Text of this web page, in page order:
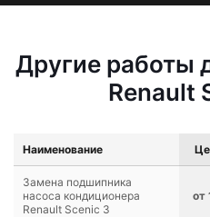
Другие работы
Renault
Наименование
Замена подшипника
насоса кондиционера
Renault Scenic 3
от